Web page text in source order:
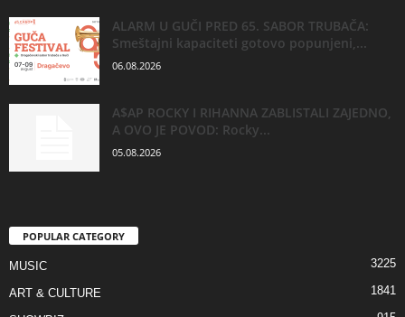
ALARM U GUČI PRED 65. SABOR TRUBAČA:
Smeštajni kapaciteti gotovo popunjeni,...
06.08.2026
A$AP ROCKY I RIHANNA ZABLISTALI ZAJEDNO,
A OVO JE POVOD: Rocky...
05.08.2026
POPULAR CATEGORY
MUSIC 3225
ART & CULTURE 1841